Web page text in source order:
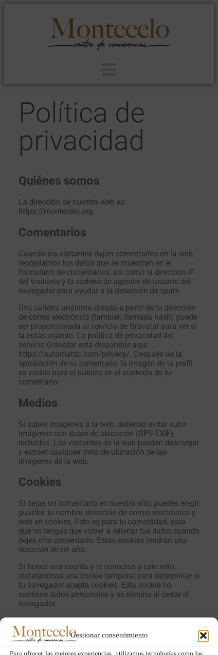
Gestionar consentimiento
Para ofrecer las mejores experiencias, utilizamos tecnologías como las
Política de
privacidad
Quiénes somos
La dirección de nuestra web es:
https://montecelo.org.
Comentarios
Cuando los visitantes dejan comentarios en la web,
recopilamos los datos que se muestran en el
formulario de comentarios, así como la dirección IP
del visitante y la cadena de agentes de usuario del
navegador para ayudar a la detección de spam.
Una cadena anónima creada a partir de tu dirección
de correo electrónico (también llamada hash) puede
ser proporcionada al servicio de Gravatar para ver si
la estás usando. La política de privacidad del
servicio Gravatar está disponible aquí:
https://automattic.com/privacy/. Después de la
aprobación de tu comentario, la imagen de tu perfil
es visible para el público en el contexto de tu
comentario.
Medios
Si subes imágenes a la web, deberías evitar subir
imágenes con datos de ubicación (GPS EXIF)
incluidos. Los visitantes de la web pueden descargar
y extraer cualquier dato de ubicación de las
imágenes de la web.
Cookies
Si dejas un comentario en nuestro sitio puedes elegir
guardar tu nombre, dirección de correo electrónico y
web en cookies. Esto es para tu comodidad, para
que no tengas que volver a rellenar tus datos cuando
dejes otro comentario. Estas cookies tendrán una
duración de un año.
Si tienes una cuenta y te conectas a este sitio,
instalaremos una cookie temporal para determinar si
tu navegador acepta cookies. Esta cookie no
contiene datos personales y se elimina al cerrar el
navegador.
cookies para guardar tu información de acceso y tus
opciones de visualización de pantalla. Las cookies